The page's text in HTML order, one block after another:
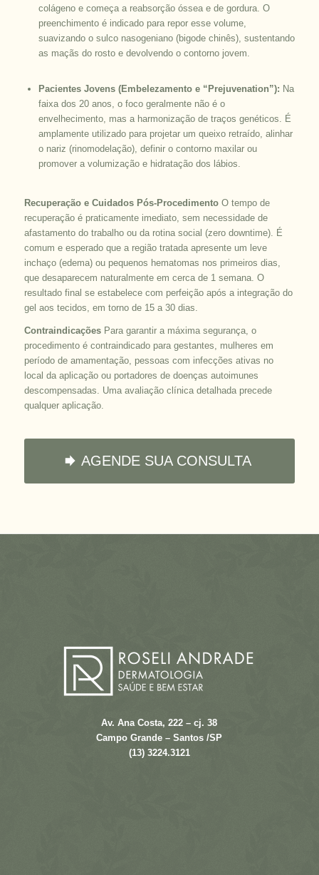
colágeno e começa a reabsorção óssea e de gordura. O
preenchimento é indicado para repor esse volume,
suavizando o sulco nasogeniano (bigode chinês), sustentando
as maçãs do rosto e devolvendo o contorno jovem.
Pacientes Jovens (Embelezamento e “Prejuvenation”): Na
faixa dos 20 anos, o foco geralmente não é o
envelhecimento, mas a harmonização de traços genéticos. É
amplamente utilizado para projetar um queixo retraído, alinhar
o nariz (rinomodelação), definir o contorno maxilar ou
promover a volumização e hidratação dos lábios.
Recuperação e Cuidados Pós-ProcedimentoO tempo de
recuperação é praticamente imediato, sem necessidade de
afastamento do trabalho ou da rotina social (zero downtime). É
comum e esperado que a região tratada apresente um leve
inchaço (edema) ou pequenos hematomas nos primeiros dias,
que desaparecem naturalmente em cerca de 1 semana. O
resultado final se estabelece com perfeição após a integração do
gel aos tecidos, em torno de 15 a 30 dias.
ContraindicaçõesPara garantir a máxima segurança, o
procedimento é contraindicado para gestantes, mulheres em
período de amamentação, pessoas com infecções ativas no
local da aplicação ou portadores de doenças autoimunes
descompensadas. Uma avaliação clínica detalhada precede
qualquer aplicação.
AGENDE SUA CONSULTA
Av. Ana Costa, 222 – cj. 38
Campo Grande – Santos /SP
(13) 3224.3121